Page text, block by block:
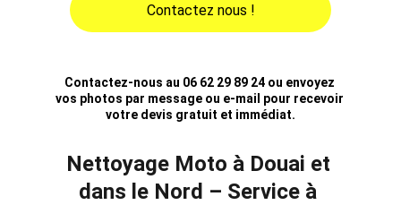
Contactez nous !
Contactez-nous au 06 62 29 89 24 ou envoyez
vos photos par message ou e-mail pour recevoir
votre devis gratuit et immédiat.
Nettoyage Moto à Douai et
dans le Nord – Service à